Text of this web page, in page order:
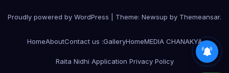
Proudly powered by WordPress Theme: Newsup by Themeansar.
HomeAboutContact us :GalleryHomeMEDIA CHANAKYA
Raita Nidhi Application Privacy Policy